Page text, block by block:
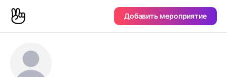
Добавить мероприятие